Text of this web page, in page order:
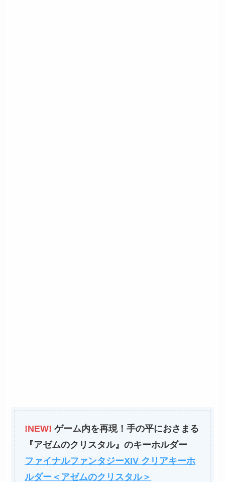
!NEW! ゲーム内を再現！手の平におさまる
『アゼムのクリスタル』のキーホルダー
ファイナルファンタジーXIV クリアキーホ
ルダー＜アゼムのクリスタル＞